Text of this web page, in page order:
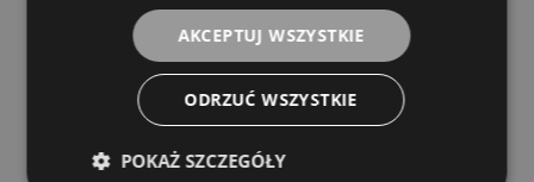
Dostępność:
715,00 zł
DO KOSZYKA
AKCEPTUJ WSZYSTKIE
ODRZUĆ WSZYSTKIE
POKAŻ SZCZEGÓŁY